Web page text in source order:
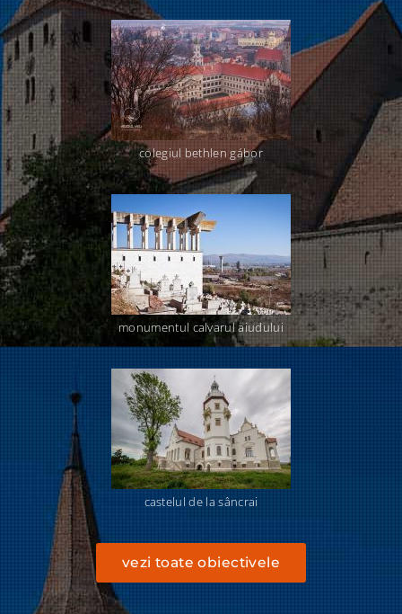
colegiul bethlen gábor
monumentul calvarul aiudului
castelul de la sâncrai
vezi toate obiectivele